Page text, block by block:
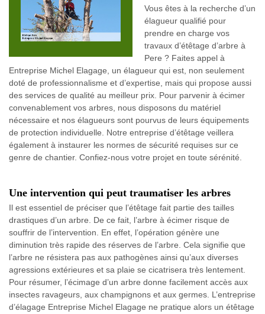
Vous êtes à la recherche d’un
élagueur qualifié pour
prendre en charge vos
travaux d’étêtage d’arbre à
Pere ? Faites appel à
Entreprise Michel Elagage, un élagueur qui est, non seulement
doté de professionnalisme et d’expertise, mais qui propose aussi
des services de qualité au meilleur prix. Pour parvenir à écimer
convenablement vos arbres, nous disposons du matériel
nécessaire et nos élagueurs sont pourvus de leurs équipements
de protection individuelle. Notre entreprise d’étêtage veillera
également à instaurer les normes de sécurité requises sur ce
genre de chantier. Confiez-nous votre projet en toute sérénité.
Une intervention qui peut traumatiser les arbres
Il est essentiel de préciser que l’étêtage fait partie des tailles
drastiques d’un arbre. De ce fait, l’arbre à écimer risque de
souffrir de l’intervention. En effet, l’opération génère une
diminution très rapide des réserves de l’arbre. Cela signifie que
l’arbre ne résistera pas aux pathogènes ainsi qu’aux diverses
agressions extérieures et sa plaie se cicatrisera très lentement.
Pour résumer, l’écimage d’un arbre donne facilement accès aux
insectes ravageurs, aux champignons et aux germes. L’entreprise
d’élagage Entreprise Michel Elagage ne pratique alors un étêtage